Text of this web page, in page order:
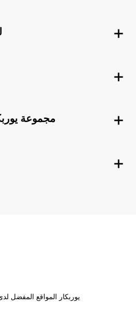
مجموعة
يوربكار المواقع المفضل